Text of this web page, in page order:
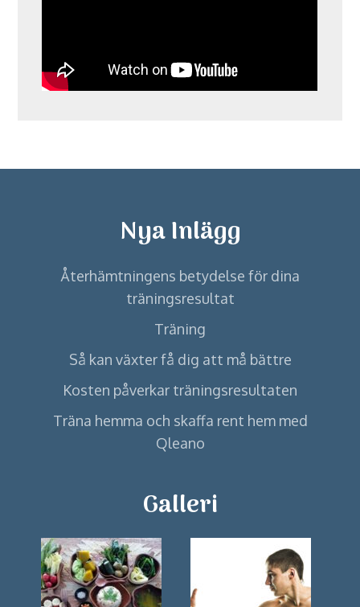
Nya Inlägg
Återhämtningens betydelse för dina
träningsresultat
Träning
Så kan växter få dig att må bättre
Kosten påverkar träningsresultaten
Träna hemma och skaffa rent hem med
Qleano
Galleri